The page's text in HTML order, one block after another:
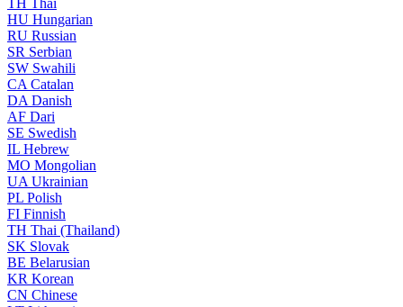
TH Thai
HU Hungarian
RU Russian
SR Serbian
SW Swahili
CA Catalan
DA Danish
AF Dari
SE Swedish
IL Hebrew
MO Mongolian
UA Ukrainian
PL Polish
FI Finnish
TH Thai (Thailand)
SK Slovak
BE Belarusian
KR Korean
CN Chinese